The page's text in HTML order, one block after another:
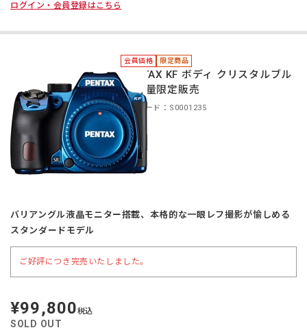
ログイン・会員登録はこちら
会員価格 限定商品
PENTAX KF ボディ クリスタルブル
ー 数量限定販売
商品コード：S0001235
バリアングル液晶モニター搭載、本格的な一眼レフ撮影が愉しめる
スタンダードモデル
ご好評につき完売いたしました。
定
価
¥99,800税込
SOLD OUT